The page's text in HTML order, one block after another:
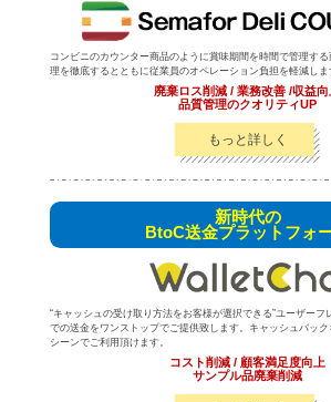
コンビニのカウンター商品のように賞味期間を時間で管理す
理を徹底するとともに従業員のオペレーション負担を軽減しま
廃棄ロス削減 / 業務改善 /収益向
品質管理のクオリティUP
もっと詳しく
新時代の
BtoC送金プラットフォ
“キャッシュの受け取り方法をお客様が選択できる”ユーザーフ
での送金をワンストップでご提供致します。キャッシュバッ
シーンでご利用頂けます。
コスト削減 / 顧客満足度向上
サンプル品廃棄削減